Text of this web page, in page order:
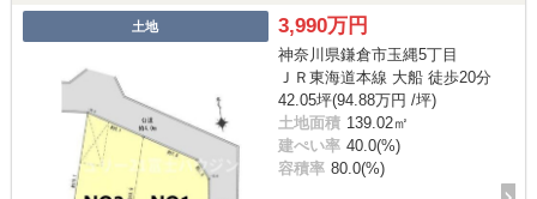
土地 3,990万円
神奈川県鎌倉市玉縄5丁目
ＪＲ東海道本線 大船 徒歩20分
42.05坪(94.88万円 /坪)
土地面積 139.02㎡
建ぺい率 40.0(%)
容積率 80.0(%)